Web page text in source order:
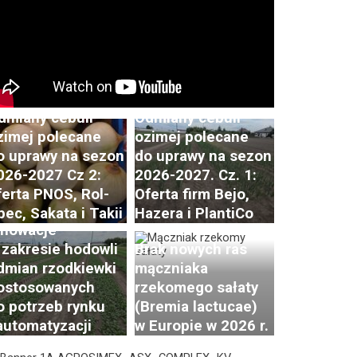
cebuli
polecane
uprawy na sezon
2027 Cz 2:
PNOS, Rol-
Sakata i Takii
Odmiany cebuli
ozimej polecane
do uprawy na sezon
2026-2027. Cz. 1:
Oferta firm Bejo,
Hazera i PlantiCo
i trendy
i uprawie
Cz. 2:
hodowli
rzodkiewki
potrzeb rynku
Brak nowych ras
mączniaka
rzekomego sałaty
(Bremia lactucae)
w Europie w 2026 r.